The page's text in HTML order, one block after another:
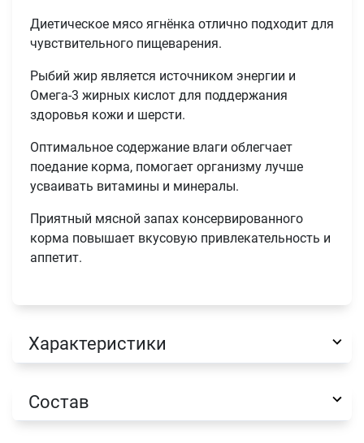
Диетическое мясо ягнёнка отлично подходит для
чувствительного пищеварения.
Рыбий жир является источником энергии и
Омега-3 жирных кислот для поддержания
здоровья кожи и шерсти.
Оптимальное содержание влаги облегчает
поедание корма, помогает организму лучше
усваивать витамины и минералы.
Приятный мясной запах консервированного
корма повышает вкусовую привлекательность и
аппетит.
Характеристики
Состав
Имя